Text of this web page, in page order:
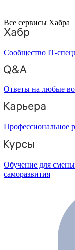
Все сервисы Хабра
Сообщество IT-
Ответы на любые
Профессиональное
Обучение для
саморазвития